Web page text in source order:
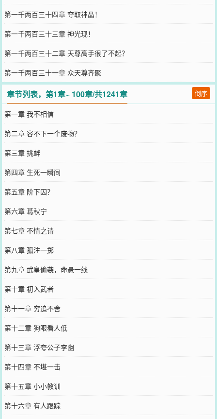
第一千两百三十四章 夺取神晶！
第一千两百三十三章 神光现！
第一千两百三十二章 天尊高手很了不起？
第一千两百三十一章 众天尊齐聚
章节列表，第1章~ 100章/共1241章 倒序
第一章 我不相信
第二章 容不下一个废物？
第三章 挑衅
第四章 生死一瞬间
第五章 阶下囚？
第六章 葛秋宁
第七章 不情之请
第八章 孤注一掷
第九章 武皇偷袭，命悬一线
第十章 初入武者
第十一章 穷追不舍
第十二章 狗眼看人低
第十三章 浮夸公子李幽
第十四章 不堪一击
第十五章 小小教训
第十六章 有人跟踪